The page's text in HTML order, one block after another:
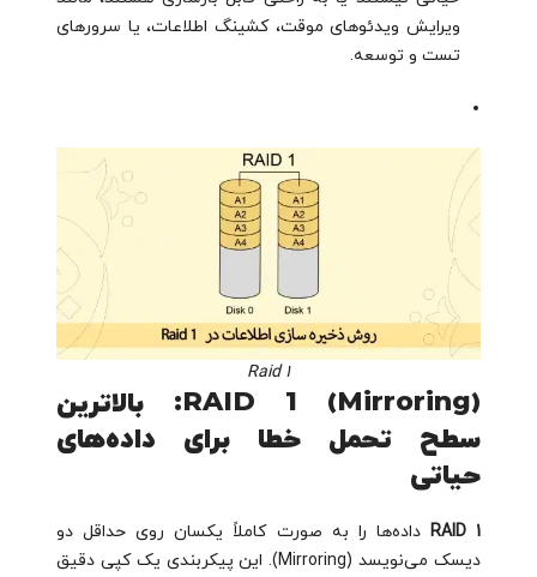
ویرایش ویدئوهای موقت، کشینگ اطلاعات، یا سرورهای
تست و توسعه.
Raid 1
RAID 1 (Mirroring): بالاترین
سطح تحمل خطا برای داده‌های
حیاتی
RAID 1 داده‌ها را به صورت کاملاً یکسان روی حداقل دو
دیسک می‌نویسد (Mirroring). این پیکربندی یک کپی دقیق